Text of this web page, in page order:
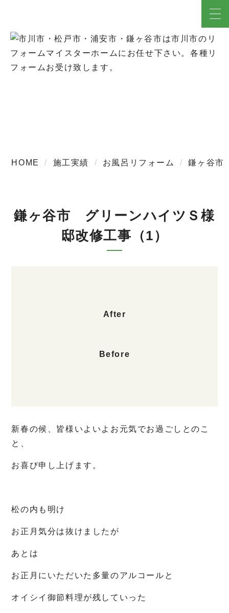
HOME 施工実績 お風呂リフォーム 鎌ヶ谷市
鎌ヶ谷市 グリーンハイツＳ様
邸改修工事（1）
After
Before
新春の候、皆様いよいよお元気でお過ごしとのこ
と、
お喜び申し上げます。
松の内も明け
お正月気分は抜けましたが
あとは
お正月にいただいた多量のアルコールと
オイシイ御節料理が残していった